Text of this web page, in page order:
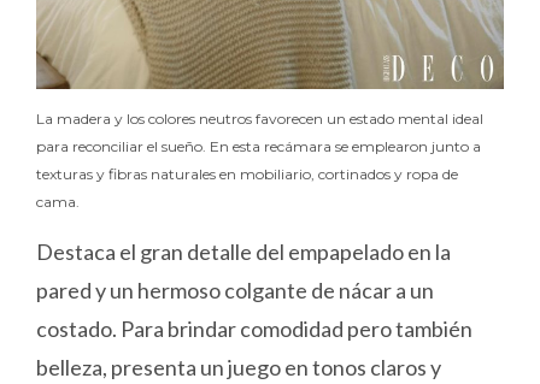
La madera y los colores neutros favorecen un estado mental ideal
para reconciliar el sueño. En esta recámara se emplearon junto a
texturas y fibras naturales en mobiliario, cortinados y ropa de
cama.
Destaca el gran detalle del empapelado en la
pared y un hermoso colgante de nácar a un
costado. Para brindar comodidad pero también
belleza, presenta un juego en tonos claros y